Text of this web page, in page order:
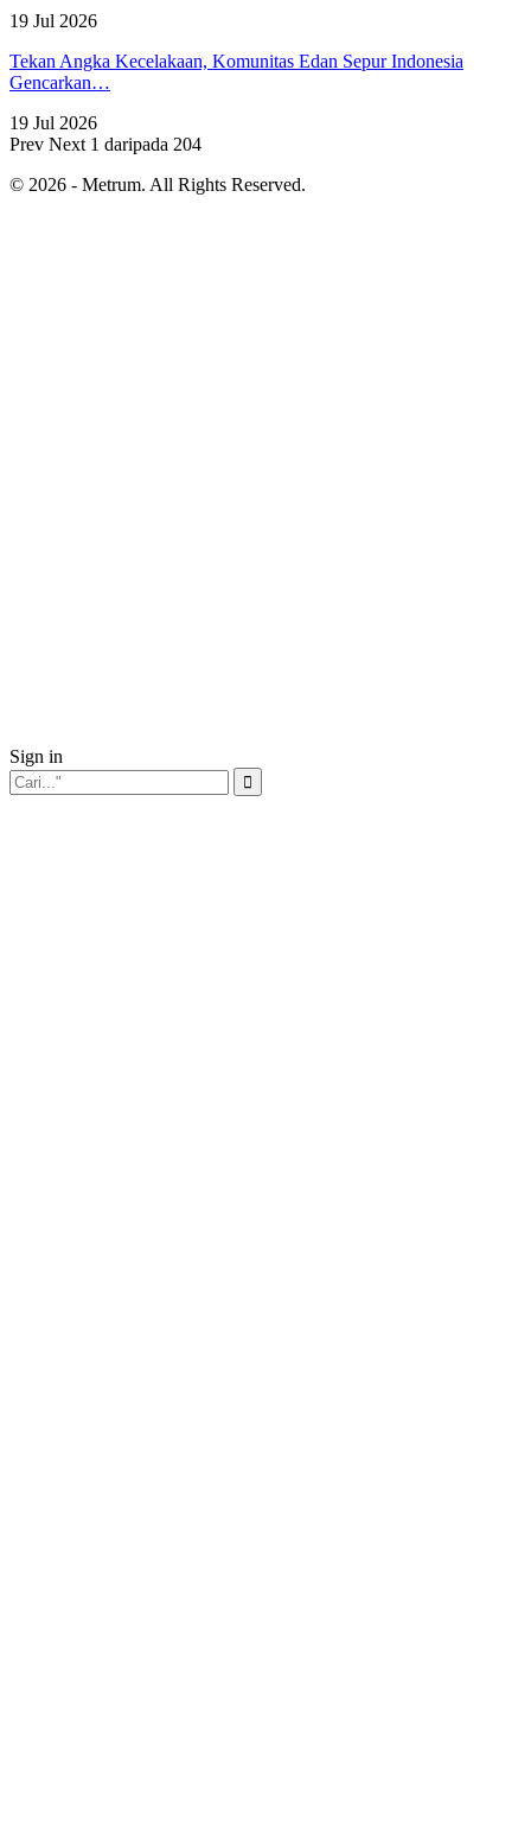
19 Jul 2026
Tekan Angka Kecelakaan, Komunitas Edan Sepur Indonesia
Gencarkan…
19 Jul 2026
Prev Next 1 daripada 204
© 2026 - Metrum. All Rights Reserved.
Sign in